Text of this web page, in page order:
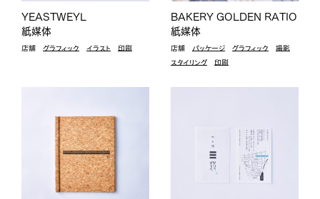
YEASTWEYL
紙媒体
店舗 グラフィック イラスト 印刷
BAKERY GOLDEN RATIO
紙媒体
店舗 パッケージ グラフィック
撮影
スタイリング
印刷